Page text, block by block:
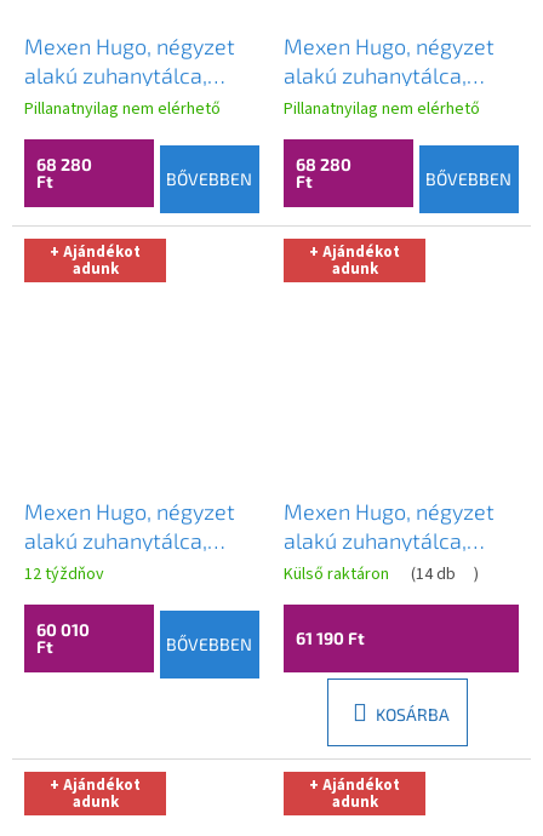
Mexen Hugo, négyzet
alakú zuhanytálca,
SMC, 90x90cm, bézs,
fekete borítás,
42699090-B
Pillanatnyilag nem elérhető
68 280
Ft
BŐVEBBEN
Mexen Hugo, négyzet
alakú zuhanytálca,
SMC, 90x90cm, bézs,
fehér borítás,
42699090-W
Pillanatnyilag nem elérhető
68 280
Ft
BŐVEBBEN
+ Ajándékot
adunk
Mexen Hugo, négyzet
alakú zuhanytálca,
SMC, 90x90cm, bézs,
42699090
12 týždňov
60 010
Ft
BŐVEBBEN
+ Ajándékot
adunk
Mexen Hugo, négyzet
alakú zuhanytálca,
SMC, 80x80cm, bézs,
arany borítás,
42698080-G
Külső raktáron (14 db )
61 190 Ft
KOSÁRBA
+ Ajándékot
adunk
+ Ajándékot
adunk